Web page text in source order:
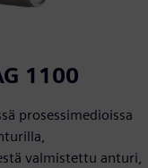
1100
prosessimedioissa
valmistettu anturi,